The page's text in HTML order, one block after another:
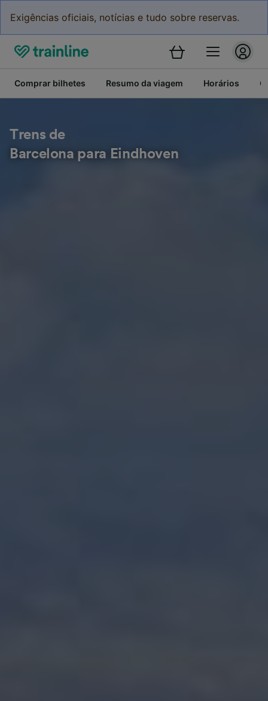
Exigências oficiais, notícias e tudo sobre reservas.
Comprar bilhetes Resumo da viagem Horários
Trens de
Barcelona para Eindhoven